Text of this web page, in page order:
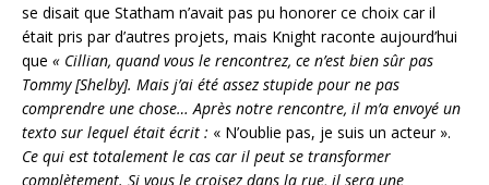
se disait que Statham n’avait pas pu honorer ce choix car il
était pris par d’autres projets, mais Knight raconte aujourd’hui
que « Cillian, quand vous le rencontrez, ce n’est bien sûr pas
Tommy [Shelby]. Mais j’ai été assez stupide pour ne pas
comprendre une chose… Après notre rencontre, il m’a envoyé un
texto sur lequel était écrit : « N’oublie pas, je suis un acteur ».
Ce qui est totalement le cas car il peut se transformer
complètement. Si vous le croisez dans la rue, il sera une